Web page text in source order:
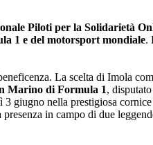
Piloti per la Solidarietà
1 e del motorsport mondiale.
La scelta di Imola
Marino di Formula 1,
giugno nella prestigiosa
in campo di due